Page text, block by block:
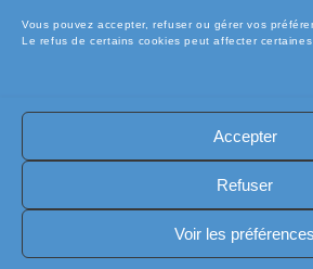
Vous pouvez accepter, refuser ou gérer vos
Le refus de certains cookies peut affecter
Accepter
Refuser
Voir les préférences
🧾Conditions Générales de Vente (CGV)
🔐 Politique de confidentialité
🔐 Exercer
🍪 Politique de cookies (UE)
🛡️ Assurance casse / perte
Copyright [electro-pieces-